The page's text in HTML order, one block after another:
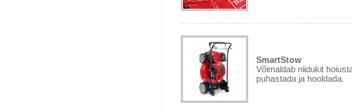
SmartStow
Võimaldab niidukit
puhastada ja hooldada.